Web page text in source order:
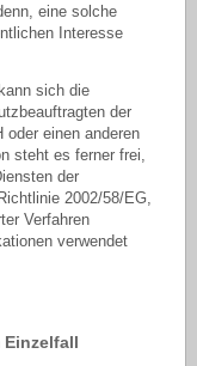
eine solche
Interesse
sich die
der
oder einen anderen
steht es ferner frei,
der
2002/58/EG,
Verfahren
verwendet